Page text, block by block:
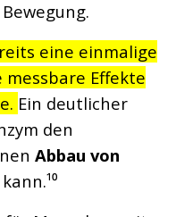
eine einmalige
Effekte
Ein deutlicher
den
Abbau von
kann.¹⁰